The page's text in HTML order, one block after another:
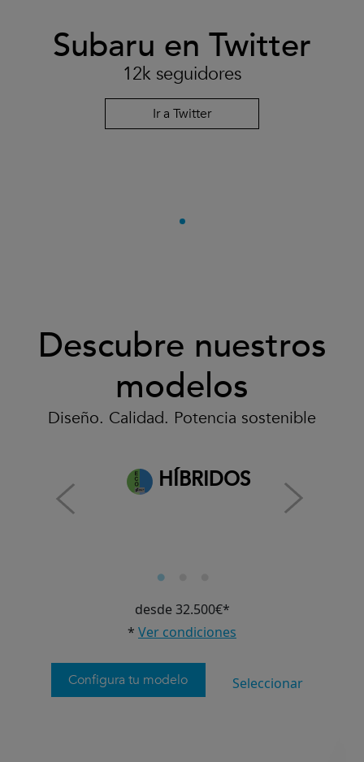
Subaru en Twitter
12k seguidores
Ir a Twitter
Descubre nuestros
modelos
Diseño. Calidad. Potencia sostenible
HÍBRIDOS
desde 32.500€*
* Ver condiciones
Configura tu modelo Seleccionar